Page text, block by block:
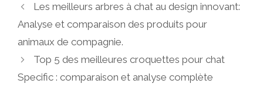
Les meilleurs arbres à chat au design innovant:
Analyse et comparaison des produits pour
animaux de compagnie.
Top 5 des meilleures croquettes pour chat
Specific : comparaison et analyse complète